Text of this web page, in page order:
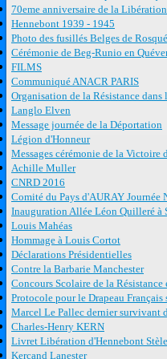
70eme anniversaire de la
Hennebont 1939 - 1945
Photo des fusillés Belges de
Cérémonie de Beg-Runio en
FILMS
Communiqué ANACR PARIS
Organisation de la Résistance dans
Langlo Elven
Message journée de la Déportation
Légion d'Honneur
Messages cérémonie de la Victoire
Achille Muller
CNRD 2016
Comité du Pays d'AURAY
Inauguration Allée Léon Quilleré à
Louis Mahéas
Hommage à Louis Cortot
Déclarations Présidentielles
Contre la Barbarie Manchester
Concours Scolaire de la
Protocole pour le Drapeau Français
Marcel Le Pallec dernier
Charles-Henry KERN
Livret Libération d'Hennebont
Kercand Lanester